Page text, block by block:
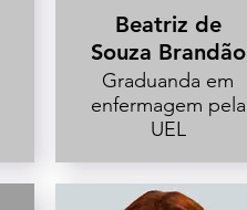
Beatriz de
Souza Brandão
Graduanda em
enfermagem pela
UEL